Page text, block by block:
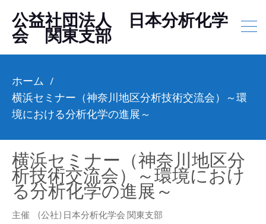
公益社団法人 日本分析化学
会 関東支部
ホーム
横浜セミナー（神奈川地区分析技術交流会）～環
境における分析化学の進展～
横浜セミナー（神奈川地区分
析技術交流会）～環境におけ
る分析化学の進展～
主催 (公社) 日本分析化学会 関東支部